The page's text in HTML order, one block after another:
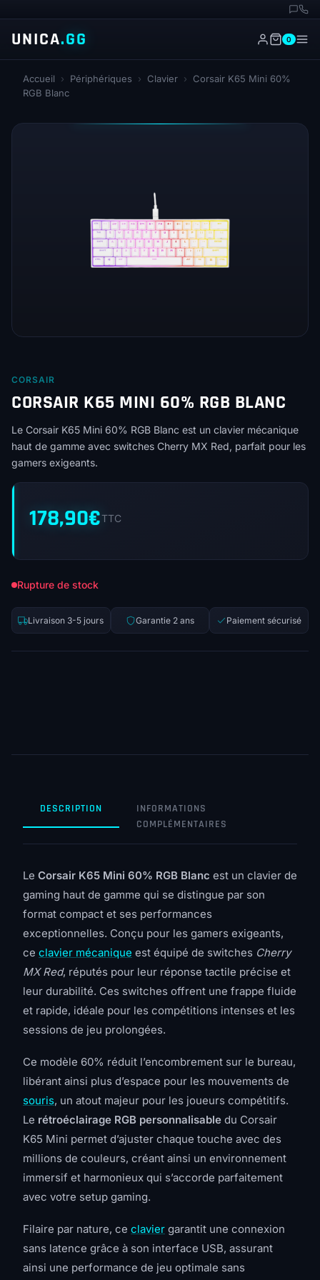
UNICA.GG 0
Accueil › Périphériques › Clavier ›
Corsair K65 Mini 60%
RGB Blanc
CORSAIR
CORSAIR K65 MINI 60% RGB BLANC
Le Corsair K65 Mini 60% RGB Blanc est un clavier mécanique
haut de gamme avec switches Cherry MX Red, parfait pour les
gamers exigeants.
178,90€TTC
Rupture de stock
Livraison 3-5 jours Garantie 2 ans Paiement sécurisé
DESCRIPTION
INFORMATIONS
COMPLÉMENTAIRES
Le Corsair K65 Mini 60% RGB Blanc est un clavier de
gaming haut de gamme qui se distingue par son
format compact et ses performances
exceptionnelles. Conçu pour les gamers exigeants,
ce clavier mécanique est équipé de switches Cherry
MX Red, réputés pour leur réponse tactile précise et
leur durabilité. Ces switches offrent une frappe fluide
et rapide, idéale pour les compétitions intenses et les
sessions de jeu prolongées.
Ce modèle 60% réduit l’encombrement sur le bureau,
libérant ainsi plus d’espace pour les mouvements de
souris, un atout majeur pour les joueurs compétitifs.
Le rétroéclairage RGB personnalisable du Corsair
K65 Mini permet d’ajuster chaque touche avec des
millions de couleurs, créant ainsi un environnement
immersif et harmonieux qui s’accorde parfaitement
avec votre setup gaming.
Filaire par nature, ce clavier garantit une connexion
sans latence grâce à son interface USB, assurant
ainsi une performance de jeu optimale sans